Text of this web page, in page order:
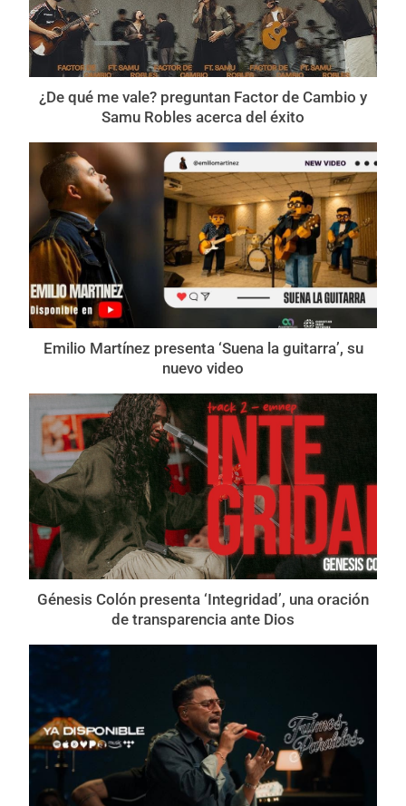
¿De qué me vale? preguntan Factor de Cambio y
Samu Robles acerca del éxito
Emilio Martínez presenta ‘Suena la guitarra’, su
nuevo video
Génesis Colón presenta ‘Integridad’, una oración
de transparencia ante Dios